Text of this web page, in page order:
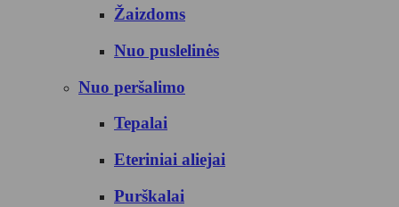
Žaizdoms
Nuo puslelinės
Nuo peršalimo
Tepalai
Eteriniai aliejai
Purškalai